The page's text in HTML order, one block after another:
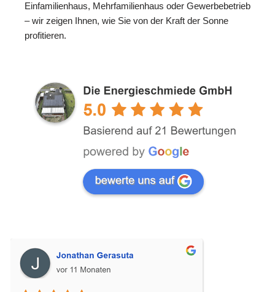
Einfamilienhaus, Mehrfamilienhaus oder Gewerbebetrieb
– wir zeigen Ihnen, wie Sie von der Kraft der Sonne
profitieren.